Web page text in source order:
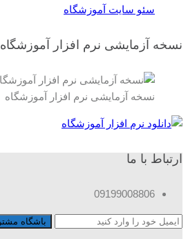
سئو سایت آموزشگاه
نسخه آزمایشی نرم افزار آموزشگاه
نسخه آزمایشی نرم افزار آموزشگاه
ارتباط با ما
09199008806